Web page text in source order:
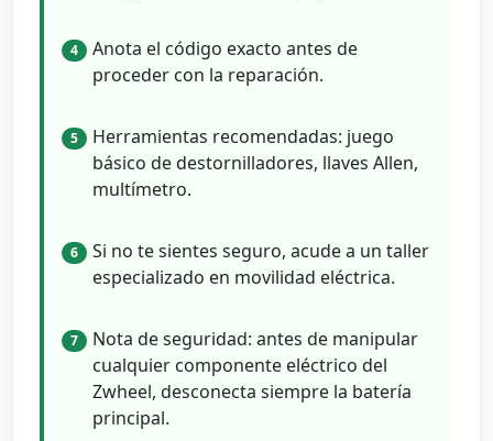
4
Anota el código exacto antes de
proceder con la reparación.
5
Herramientas recomendadas: juego
básico de destornilladores, llaves Allen,
multímetro.
6
Si no te sientes seguro, acude a un taller
especializado en movilidad eléctrica.
7
Nota de seguridad: antes de manipular
cualquier componente eléctrico del
Zwheel, desconecta siempre la batería
principal.